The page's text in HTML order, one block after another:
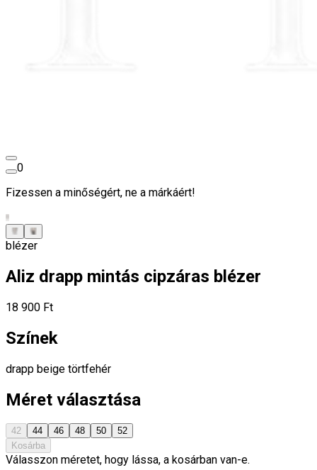
0
Fizessen a minőségért, ne a márkáért!
blézer
Aliz drapp mintás cipzáras blézer
18 900 Ft
Színek
drapp beige törtfehér
Méret választása
42 44 46 48 50
52
Kosárba
Válasszon méretet, hogy lássa, a kosárban van-e.